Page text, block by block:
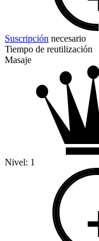
Suscripción necesario
Tiempo de reutilización
Masaje
Nivel: 1